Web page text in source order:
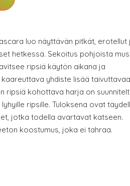
luo näyttävän pitkät, erotellut
hetkessä. Sekoitus pohjoista
ripsiä käytön aikana ja
kaareuttava yhdiste lisää taivuttavaa
ripsiä kohottava harja on
ripsille. Tuloksena ovat
jotka todella avartavat katseen.
koostumus, joka ei tahraa.